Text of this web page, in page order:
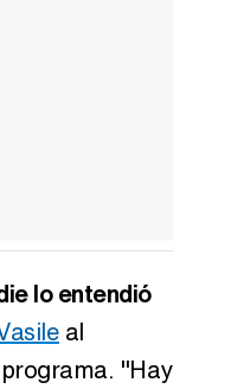
lo entendió
al
"Hay